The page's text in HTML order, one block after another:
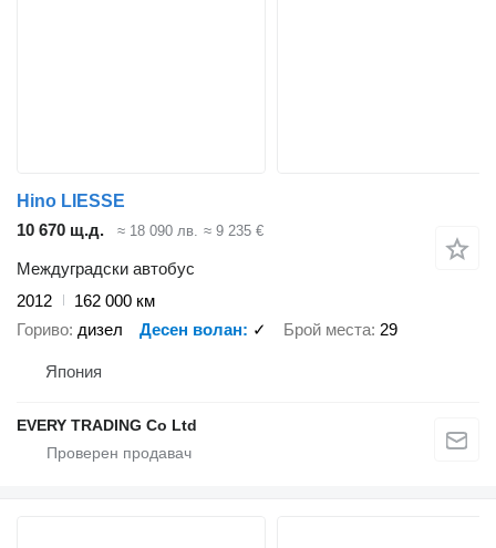
Hino LIESSE
10 670 щ.д.
≈ 18 090 лв. ≈ 9 235 €
Междуградски автобус
2012
162 000 км
Гориво дизел Десен волан ✓ Брой места 29
Япония
EVERY TRADING Co Ltd